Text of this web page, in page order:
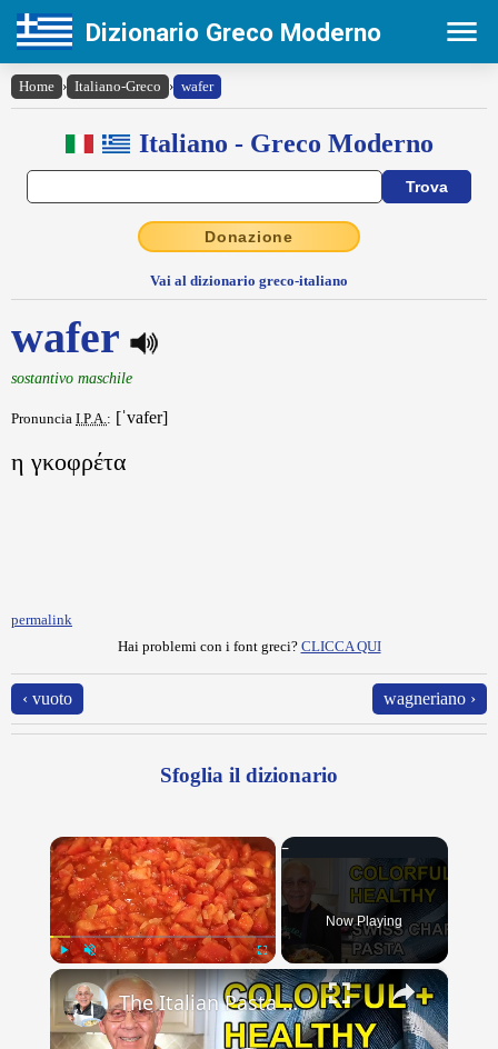
Dizionario Greco Moderno
Home › Italiano-Greco › wafer
Italiano - Greco Moderno
Donazione
Vai al dizionario greco-italiano
wafer
sostantivo maschile
Pronuncia I.P.A.: [ˈvafer]
η γκοφρέτα
permalink
Hai problemi con i font greci? CLICCA QUI
‹ vuoto wagneriano ›
Sfoglia il dizionario
×
Unmute Fullscreen
Now Playing
×
The Italian Pasta Dish You’re Not Making (Pasta with Swiss Chard)